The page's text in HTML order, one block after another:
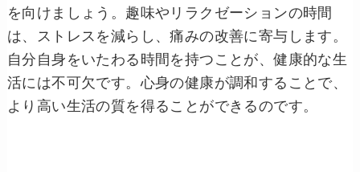
を向けましょう。趣味やリラクゼーションの時間
は、ストレスを減らし、痛みの改善に寄与します。
自分自身をいたわる時間を持つことが、健康的な生
活には不可欠です。心身の健康が調和することで、
より高い生活の質を得ることができるのです。